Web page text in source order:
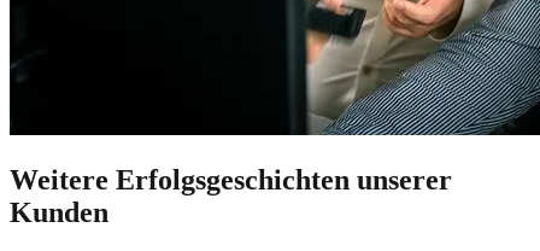
Weitere Erfolgsgeschichten unserer
Kunden